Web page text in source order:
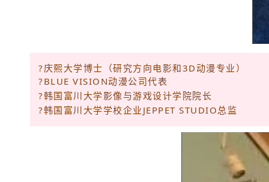
?庆熙大学博士（研究方向电影和3D动漫专业）
?BLUE VISION动漫公司代表
?韩国富川大学影像与游戏设计学院院长
?韩国富川大学学校企业JEPPET STUDIO总监